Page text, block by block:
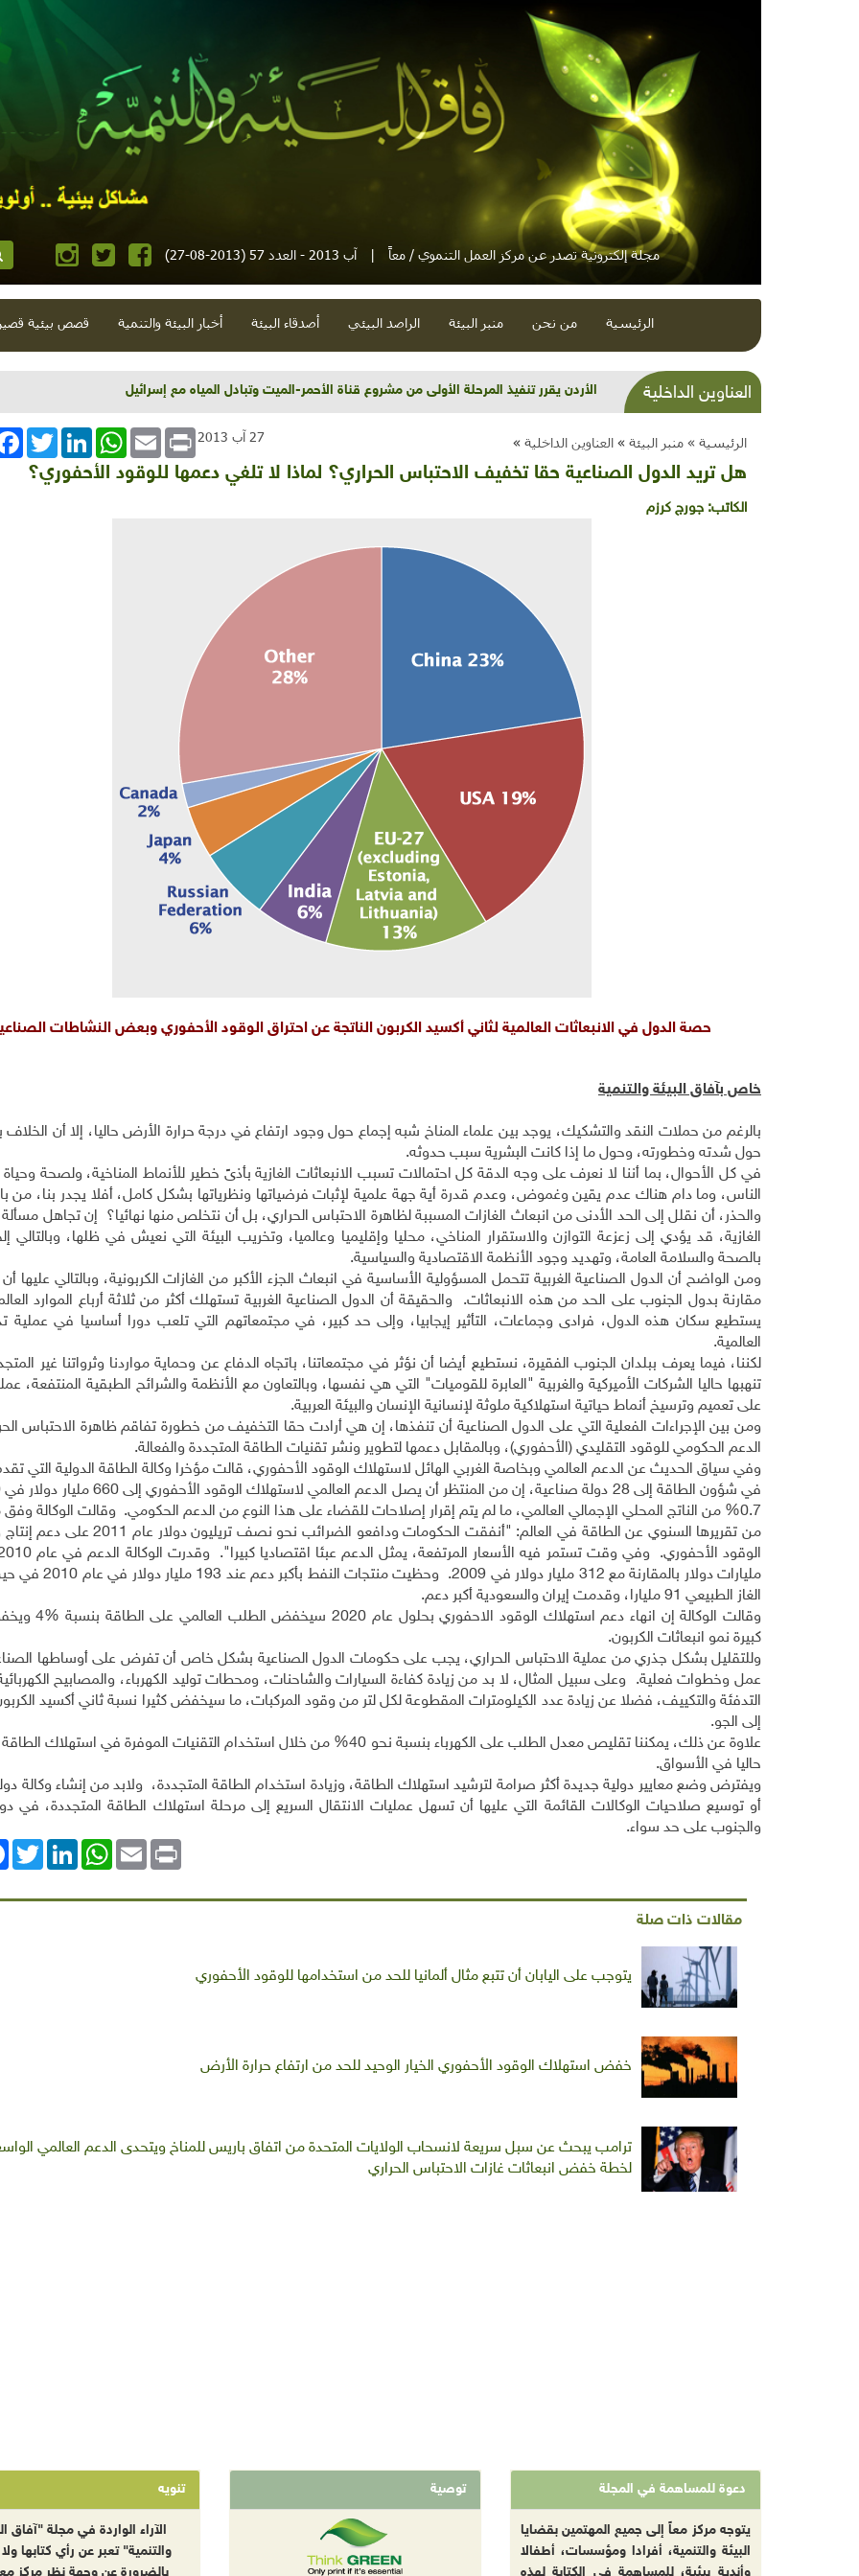
مجلة إلكترونية تصدر عن مركز العمل التنموي / معاً | آب 2013 - العدد 57 (2013-08-27)
الرئيسية من نحن منبر البيئة الراصد البيئي أصدقاء البيئة أخبار البيئة والتنمية قصص بيئية
العناوين الداخلية الأردن يقرر تنفيذ المرحلة الأولى من مشروع قناة الأحمر-الميت وتبادل المياه مع إسرائيل
الرئيسية » منبر البيئة » العناوين الداخلية »
TwitterLinkedInWhatsApp Email Print 27 آب 2013
هل تريد الدول الصناعية حقا تخفيف الاحتباس الحراري؟ لماذا لا تلغي دعمها للوقود الأحفوري؟
الكاتب: جورج كرزم
حصة الدول في الانبعاثات العالمية لثاني أكسيد الكربون الناتجة عن احتراق الوقود الأحفوري وبعض النشاطات
خاص بآفاق البيئة والتنمية
بالرغم من حملات النقد والتشكيك، يوجد بين علماء المناخ شبه إجماع حول وجود ارتفاع في درجة حرارة الأرض حاليا، إلا أن الخلاف
حول شدته وخطورته، وحول ما إذا كانت البشرية سبب حدوثه.
في كل الأحوال، بما أننا لا نعرف على وجه الدقة كل احتمالات تسبب الانبعاثات الغازية بأذىً خطير للأنماط المناخية، ولصحة
الناس، وما دام هناك عدم يقين وغموض، وعدم قدرة أية جهة علمية لإثبات فرضياتها ونظرياتها بشكل كامل، أفلا يجدر بنا، من
والحذر، أن نقلل إلى الحد الأدنى من انبعاث الغازات المسببة لظاهرة الاحتباس الحراري، بل أن نتخلص منها نهائيا؟ إن تجاهل مسألة
الغازية، قد يؤدي إلى زعزعة التوازن والاستقرار المناخي، محليا وإقليميا وعالميا، وتخريب البيئة التي نعيش في ظلها، وبالتالي
بالصحة والسلامة العامة، وتهديد وجود الأنظمة الاقتصادية والسياسية.
ومن الواضح أن الدول الصناعية الغربية تتحمل المسؤولية الأساسية في انبعاث الجزء الأكبر من الغازات الكربونية، وبالتالي عليها
مقارنة بدول الجنوب على الحد من هذه الانبعاثات. والحقيقة أن الدول الصناعية الغربية تستهلك أكثر من ثلاثة أرباع الموارد
يستطيع سكان هذه الدول، فرادى وجماعات، التأثير إيجابيا، وإلى حد كبير، في مجتمعاتهم التي تلعب دورا أساسيا في عملية
العالمية.
لكننا، فيما يعرف ببلدان الجنوب الفقيرة، نستطيع أيضا أن نؤثر في مجتمعاتنا، باتجاه الدفاع عن وحماية مواردنا وثرواتنا غير
تنهبها حاليا الشركات الأميركية والغربية "العابرة للقوميات" التي هي نفسها، وبالتعاون مع الأنظمة والشرائح الطبقية المنتفعة،
على تعميم وترسيخ أنماط حياتية استهلاكية ملوثة لإنسانية الإنسان والبيئة العربية.
ومن بين الإجراءات الفعلية التي على الدول الصناعية أن تنفذها، إن هي أرادت حقا التخفيف من خطورة تفاقم ظاهرة الاحتباس
الدعم الحكومي للوقود التقليدي (الأحفوري)، وبالمقابل دعمها لتطوير ونشر تقنيات الطاقة المتجددة والفعالة.
وفي سياق الحديث عن الدعم العالمي وبخاصة الغربي الهائل لاستهلاك الوقود الأحفوري، قالت مؤخرا وكالة الطاقة الدولية التي
0.7% من الناتج المحلي الإجمالي العالمي، ما لم يتم إقرار إصلاحات للقضاء على هذا النوع من الدعم الحكومي. وقالت الوكالة
من تقريرها السنوي عن الطاقة في العالم: "أنفقت الحكومات ودافعو الضرائب
مليارات دولار بالمقارنة مع 312 مليار دولار في
الغاز الطبيعي 91 مليارا، وقدمت إيران والسعودية أكبر دعم.
وقالت الوكالة إن انهاء دعم استهلاك الوقود الاحفوري بحلول عام 2020 سيخفض الطلب العالمي على الطاقة بنسبة
4%
كبيرة نمو انبعاثات الكربون.
وللتقليل بشكل جذري من عملية الاحتباس الحراري، يجب على حكومات الدول الصناعية بشكل خاص أن تفرض على أوساطها
عمل وخطوات فعلية. وعلى سبيل المثال، لا بد من زيادة كفاءة السيارات والشاحنات، ومحطات توليد الكهرباء، والمصابيح
التدفئة والتكييف، فضلا عن زيادة عدد الكيلومترات المقطوعة لكل لتر من وقود المركبات، ما سيخفض كثيرا نسبة ثاني أكسيد
إلى الجو.
علاوة عن ذلك، يمكننا تقليص معدل الطلب على الكهرباء بنسبة نحو 40% من خلال استخدام التقنيات الموفرة في
حاليا في الأسواق.
ويفترض وضع معايير دولية جديدة أكثر صرامة لترشيد استهلاك الطاقة، وزيادة استخدام الطاقة المتجددة، ولابد من إنشاء وكالة
أو توسيع صلاحيات الوكالات القائمة التي عليها أن تسهل عمليات الانتقال السريع إلى مرحلة استهلاك الطاقة المتجددة، في
والجنوب على حد سواء.
LinkedIn
WhatsAppEmail Print
مقالات ذات صلة
يتوجب على اليابان أن تتبع مثال ألمانيا للحد من استخدامها للوقود الأحفوري
خفض استهلاك الوقود الأحفوري الخيار الوحيد للحد من ارتفاع حرارة الأرض
ترامب يبحث عن سبل سريعة لانسحاب الولايات المتحدة من اتفاق باريس للمناخ ويتحدى الدعم العالمي
لخطة خفض انبعاثات غازات الاحتباس الحراري
دعوة للمساهمة في المجلة
يتوجه مركز معاً إلى جميع المهتمين بقضايا
البيئة والتنمية، أفرادا ومؤسسات، أطفالا
وأندية بيئية، للمساهمة في الكتابة لهذه
توصية تنويه
الآراء الواردة في مجلة "آفاق
والتنمية" تعبر عن رأي كتابها ولا
بالضرورة عن وجهة نظر مركز